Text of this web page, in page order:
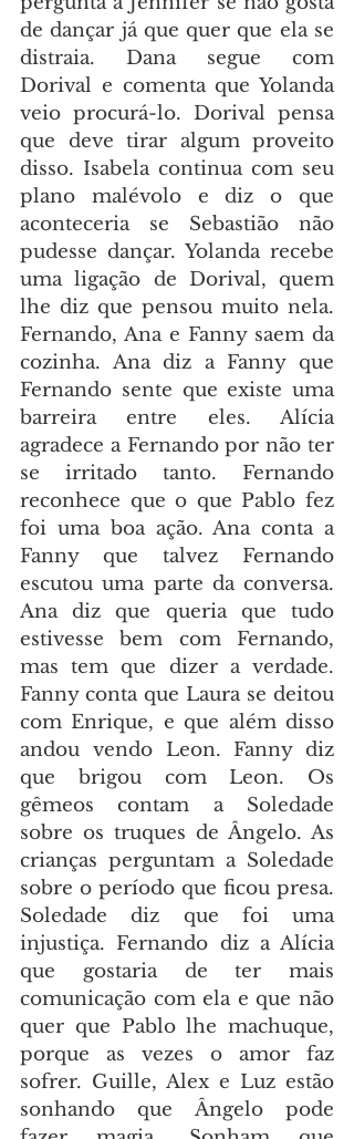
de dançar já que quer que ela se
distraia. Dana segue com
Dorival e comenta que Yolanda
veio procurá-lo. Dorival pensa
que deve tirar algum proveito
disso. Isabela continua com seu
plano malévolo e diz o que
aconteceria se Sebastião não
pudesse dançar. Yolanda recebe
uma ligação de Dorival, quem
lhe diz que pensou muito nela.
Fernando, Ana e Fanny saem da
cozinha. Ana diz a Fanny que
Fernando sente que existe uma
barreira entre eles. Alícia
agradece a Fernando por não ter
se irritado tanto. Fernando
reconhece que o que Pablo fez
foi uma boa ação. Ana conta a
Fanny que talvez Fernando
escutou uma parte da conversa.
Ana diz que queria que tudo
estivesse bem com Fernando,
mas tem que dizer a verdade.
Fanny conta que Laura se deitou
com Enrique, e que além disso
andou vendo Leon. Fanny diz
que brigou com Leon. Os
gêmeos contam a Soledade
sobre os truques de Ângelo. As
crianças perguntam a Soledade
sobre o período que ficou presa.
Soledade diz que foi uma
injustiça. Fernando diz a Alícia
que gostaria de ter mais
comunicação com ela e que não
quer que Pablo lhe machuque,
porque as vezes o amor faz
sofrer. Guille, Alex e Luz estão
sonhando que Ângelo pode